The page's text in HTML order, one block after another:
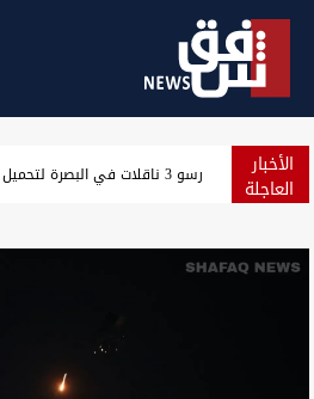
الأخبار
العاجلة مسؤول سعودي: نرصد استعدادات